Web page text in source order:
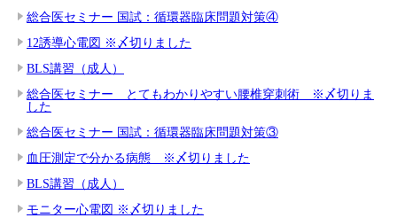
総合医セミナー 国試：循環器臨床問題対策④
12誘導心電図 ※〆切りました
BLS講習（成人）
総合医セミナー とてもわかりやすい腰椎穿刺術 ※〆切りま
した
総合医セミナー 国試：循環器臨床問題対策③
血圧測定で分かる病態 ※〆切りました
BLS講習（成人）
モニター心電図 ※〆切りました